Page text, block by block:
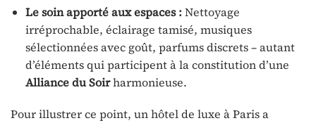
Le soin apporté aux espaces :Nettoyage
irréprochable, éclairage tamisé, musiques
sélectionnées avec goût, parfums discrets – autant
d’éléments qui participent à la constitution d’une
Alliance du Soirharmonieuse.
Pour illustrer ce point, un hôtel de luxe à Paris a